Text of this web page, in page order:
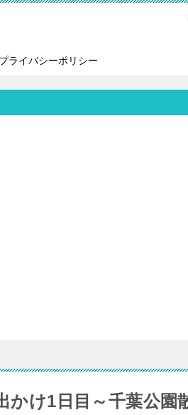
プライバシーポリシー
かけ1日目～千葉公園